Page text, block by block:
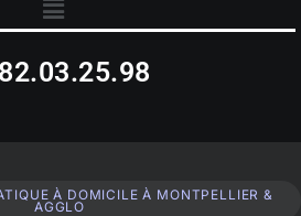
À DOMICILE À MONTPELLIER &
AGGLO